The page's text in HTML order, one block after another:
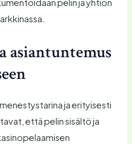
pelin ja yhtiön
asiantuntemus
ja erityisesti
että pelin sisältö ja